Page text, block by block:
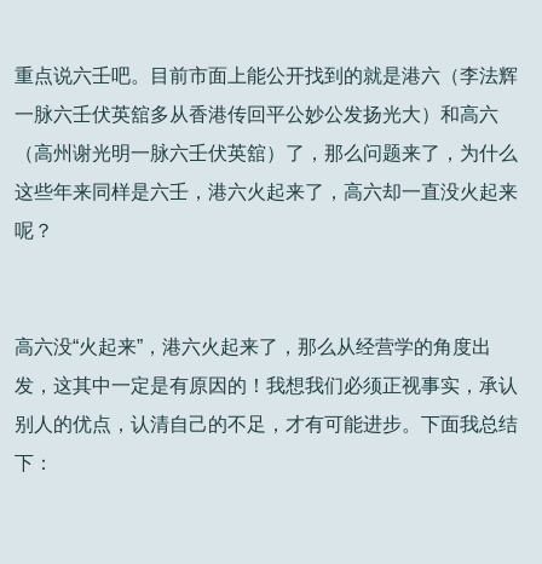
重点说六壬吧。目前市面上能公开找到的就是港六（李法辉
一脉六壬伏英舘多从香港传回平公妙公发扬光大）和高六
（高州谢光明一脉六壬伏英舘）了，那么问题来了，为什么
这些年来同样是六壬，港六火起来了，高六却一直没火起来
呢？
高六没“火起来”，港六火起来了，那么从经营学的角度出
发，这其中一定是有原因的！我想我们必须正视事实，承认
别人的优点，认清自己的不足，才有可能进步。下面我总结
下：